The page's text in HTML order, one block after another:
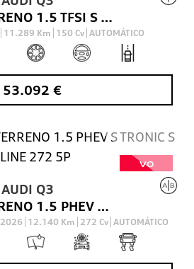
TODOTERRENO 1.5 TFSI S TRONIC S LINE 150 5P
11.289 Km 150 Cv AUTOMÁTICO
53.092 €
VO
AUDI Q3
TODOTERRENO 1.5 PHEV S TRONIC S LINE 272 5P
2026 12.140 Km 272 Cv AUTOMÁTICO